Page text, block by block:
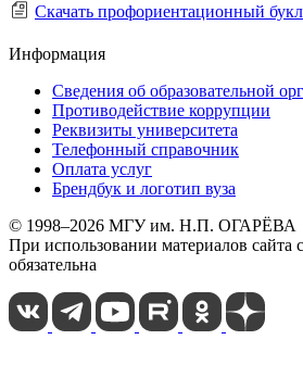
Скачать профориентационный
Информация
Сведения об образовательной
Противодействие коррупции
Реквизиты университета
Телефонный справочник
Оплата услуг
Брендбук и логотип вуза
© 1998–2026 МГУ им. Н.П. ОГАРЁВА
При использовании материалов сайта
обязательна